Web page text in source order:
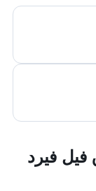
فيل فيرد